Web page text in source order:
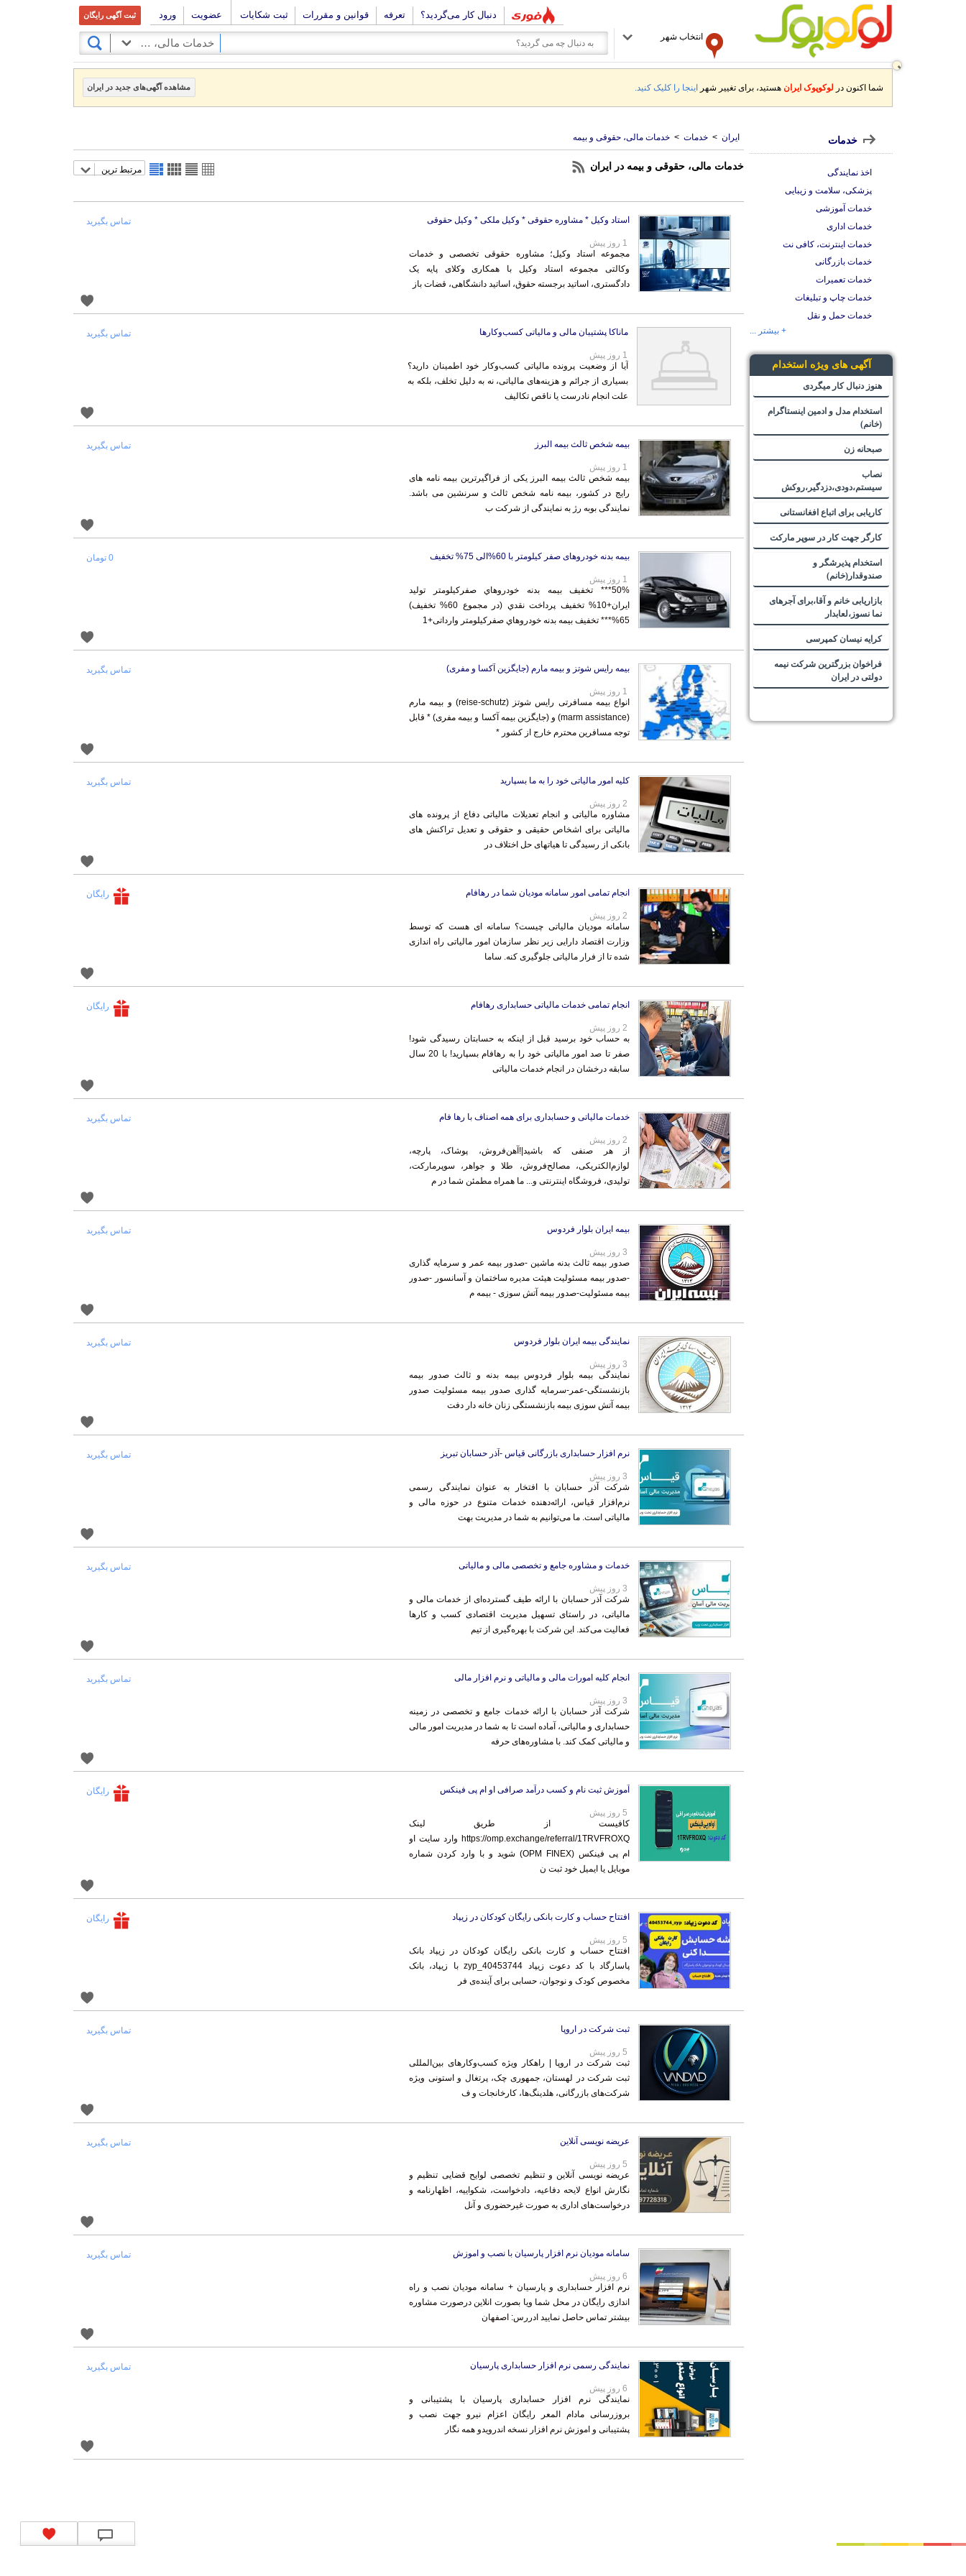
دنبال کار می‌گردید؟ تعرفه قوانین و مقررات ثبت شکایات عضویت ورود ثبت آگهی رایگان
انتخاب شهر
خدمات مالی، حقوقی و بیمه
شما اکنون در لوکوپوک ایران هستید، برای تغییر شهر اینجا را کلیک کنید. مشاهده آگهی‌های جدید در ایران
ایران > خدمات > خدمات مالی، حقوقی و بیمه
خدمات مالی، حقوقی و بیمه در ایران مرتبط ترین
استاد وکیل * مشاوره حقوقی * وکیل ملکی * وکیل حقوقی
مجموعه استاد وکیل؛ مشاوره حقوقی تخصصی و خدمات
وکالتی مجموعه استاد وکیل با همکاری وکلای پایه یک
دادگستری، اساتید برجسته حقوق، اساتید دانشگاهی، قضات باز
1 روز پیش
تماس بگیرید
ماناکا پشتیبان مالی و مالیاتی کسب‌وکارها
آیا از وضعیت پرونده مالیاتی کسب‌وکار خود اطمینان دارید؟
بسیاری از جرائم و هزینه‌های مالیاتی، نه به دلیل تخلف، بلکه به
علت انجام نادرست یا ناقص تکالیف
1 روز پیش
تماس بگیرید
بیمه شخص ثالث بیمه البرز
بیمه شخص ثالث بیمه البرز یکی از فراگیرترین بیمه نامه های
رایج در کشور، بیمه نامه شخص ثالث و سرنشین می باشد.
نمایندگی بوبه رژ به نمایندگی از شرکت ب
1 روز پیش
تماس بگیرید
بیمه بدنه خودروهای صفر کیلومتر با 60%الی 75% تخفیف
50%*** تخفيف بيمه بدنه خودروهاي صفرکيلومتر تولید
ایران+10% تخفيف پرداخت نقدي (در مجموع 60% تخفيف)
65%*** تخفيف بيمه بدنه خودروهاي صفرکيلومتر وارداتی+1
1 روز پیش
0 تومان
بیمه رایس شوتز و بیمه مارم (جایگزین آکسا و مفری)
انواع بیمه مسافرتی رایس شوتز (reise-schutz) و بیمه مارم
(marm assistance) و (جایگزین بیمه آکسا و بیمه مفری) * قابل
توجه مسافرین محترم خارج از کشور *
1 روز پیش
تماس بگیرید
کلیه امور مالیاتی خود را به ما بسپارید
مشاوره مالیاتی و انجام تعدیلات مالیاتی دفاع از پرونده های
مالیاتی برای اشخاص حقیقی و حقوقی و تعدیل تراکنش های
بانکی از رسیدگی تا هیاتهای حل اختلاف در
2 روز پیش
تماس بگیرید
انجام تمامی امور سامانه مودیان شما در رهافام
سامانه مودیان مالیاتی چیست؟ سامانه ای هست که توسط
وزارت اقتصاد دارایی زیر نظر سازمان امور مالیاتی راه اندازی
شده تا از فرار مالیاتی جلوگیری کنه. ساما
2 روز پیش
رایگان
انجام تمامی خدمات مالیاتی حسابداری رهافام
به حساب خود برسید قبل از اینکه به حسابتان رسیدگی شود!
صفر تا صد امور مالیاتی خود را به رهافام بسپارید! با 20 سال
سابقه درخشان در انجام خدمات مالیاتی
2 روز پیش
رایگان
خدمات مالیاتی و حسابداری برای همه اصناف با رها فام
از هر صنفی که باشید|!آهن‌فروش، پوشاک، پارچه،
لوازم‌الکتریکی، مصالح‌فروش، طلا و جواهر، سوپرمارکت،
تولیدی، فروشگاه اینترنتی و... ما همراه مطمئن شما در م
2 روز پیش
تماس بگیرید
بیمه ایران بلوار فردوس
صدور بیمه ثالث بدنه ماشین -صدور بیمه عمر و سرمایه گذاری
-صدور بیمه مسئولیت هیئت مدیره ساختمان و آسانسور -صدور
بیمه مسئولیت-صدور بیمه آتش سوزی - بیمه م
3 روز پیش
تماس بگیرید
نمایندگی بیمه ایران بلوار فردوس
نمایندگی بیمه بلوار فردوس بیمه بدنه و ثالث صدور بیمه
بازنشستگی-عمر-سرمایه گذاری صدور بیمه مسئولیت صدور
بیمه آتش سوزی بیمه بازنشستگی زنان خانه دار دفت
3 روز پیش
تماس بگیرید
نرم افزار حسابداری بازرگانی قیاس -آذر حسابان تبریز
شرکت آذر حسابان با افتخار به عنوان نمایندگی رسمی
نرم‌افزار قیاس، ارائه‌دهنده خدمات متنوع در حوزه مالی و
مالیاتی است. ما می‌توانیم به شما در مدیریت بهت
3 روز پیش
تماس بگیرید
خدمات و مشاوره جامع و تخصصی مالی و مالیاتی
شرکت آذر حسابان با ارائه طیف گسترده‌ای از خدمات مالی و
مالیاتی، در راستای تسهیل مدیریت اقتصادی کسب و کارها
فعالیت می‌کند. این شرکت با بهره‌گیری از تیم
3 روز پیش
تماس بگیرید
انجام کلیه امورات مالی و مالیاتی و نرم افزار مالی
شرکت آذر حسابان با ارائه خدمات جامع و تخصصی در زمینه
حسابداری و مالیاتی، آماده است تا به شما در مدیریت امور مالی
و مالیاتی کمک کند. با مشاوره‌های حرفه
3 روز پیش
تماس بگیرید
آموزش ثبت نام و کسب درآمد صرافی او ام پی فینکس
کافیست از طریق لینک
https://omp.exchange/referral/1TRVFROXQ وارد سایت او
ام پی فینکس (OPM FINEX) شوید و با وارد کردن شماره
موبایل یا ایمیل خود ثبت ن
5 روز پیش
رایگان
افتتاح حساب و کارت بانکی رایگان کودکان در زیپاد
افتتاح حساب و کارت بانکی رایگان کودکان در زیپاد بانک
پاسارگاد با کد دعوت زیپاد 40453744_zyp با زیپاد، بانک
مخصوص کودک و نوجوان، حسابی برای آینده‌ی فر
5 روز پیش
رایگان
ثبت شرکت در اروپا
ثبت شرکت در اروپا | راهکار ویژه کسب‌وکارهای بین‌المللی
ثبت شرکت در لهستان، جمهوری چک، پرتغال و استونی ویژه
شرکت‌های بازرگانی، هلدینگ‌ها، کارخانجات و ف
5 روز پیش
تماس بگیرید
عریضه نویسی آنلاین
عریضه نویسی آنلاین و تنظیم تخصصی لوایح قضایی تنظیم و
نگارش انواع لایحه دفاعیه، دادخواست، شکواییه، اظهارنامه و
درخواست‌های اداری به صورت غیرحضوری و آنل
5 روز پیش
تماس بگیرید
سامانه مودیان نرم افزار پارسیان با نصب و اموزش
نرم افزار حسابداری و پارسیان + سامانه مودیان نصب و راه
اندازی رایگان در محل شما ویا بصورت انلاین درصورت مشاوره
بیشتر تماس حاصل نمایید ادررس: اصفهان
6 روز پیش
تماس بگیرید
نمایندگی رسمی نرم افزار حسابداری پارسیان
نمایندگی نرم افزار حسابداری پارسیان با پشتیبانی و
بروزرسانی مادام المعر رایگان اعزام نیرو جهت نصب و
پشتیبانی و اموزش نرم افزار نسخه اندرویدو همه نگار
6 روز پیش
تماس بگیرید
خدمات
اخذ نمایندگی
پزشکی، سلامت و زیبایی
خدمات آموزشی
خدمات اداری
خدمات اینترنت، کافی نت
خدمات بازرگانی
خدمات تعمیرات
خدمات چاپ و تبلیغات
خدمات حمل و نقل
+ بیشتر ...
آگهی های ویژه استخدام
هنوز دنبال کار میگردی
استخدام مدل و ادمین اینستاگرام
(خانم)
صبحانه زن
نصاب
سیستم،دودی،دزدگیر،روکش
کاریابی برای اتباع افغانستانی
کارگر جهت کار در سوپر مارکت
استخدام پذیرشگر و
صندوقدار(خانم)
بازاریابی خانم و آقا،برای آجرهای
نما نسوز،لعابدار
کرایه نیسان کمپرسی
فراخوان بزرگترین شرکت نیمه
دولتی در ایران